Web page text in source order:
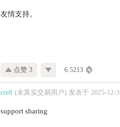
友情支持。
点赞 3 6.5213
cre8 (未真实交易用户) 发表于 2025-12-
support sharing